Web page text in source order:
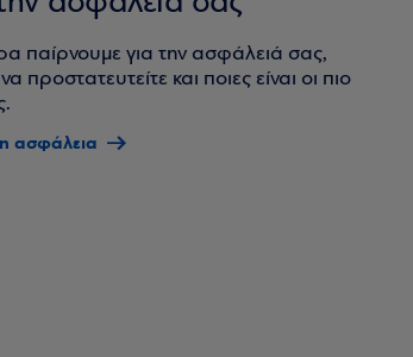
παίρνουμε για την ασφάλειά σας,
προστατευτείτε και ποιες είναι οι πιο
ασφάλεια